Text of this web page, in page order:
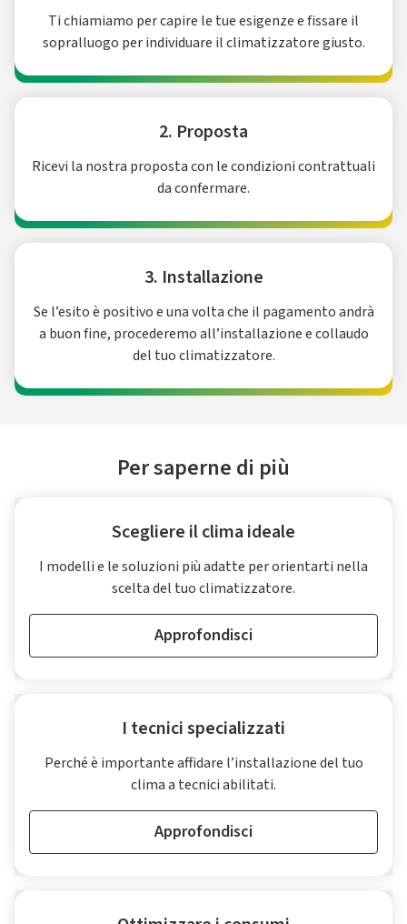
Ti chiamiamo per capire le tue esigenze e fissare il
sopralluogo per individuare il climatizzatore giusto.
2. Proposta
Ricevi la nostra proposta con le condizioni contrattuali
da confermare.
3. Installazione
Se l’esito è positivo e una volta che il pagamento andrà
a buon fine, procederemo all’installazione e collaudo
del tuo climatizzatore.
Per saperne di più
Scegliere il clima ideale
I modelli e le soluzioni più adatte per orientarti nella
scelta del tuo climatizzatore.
Approfondisci
I tecnici specializzati
Perché è importante affidare l’installazione del tuo
clima a tecnici abilitati.
Approfondisci